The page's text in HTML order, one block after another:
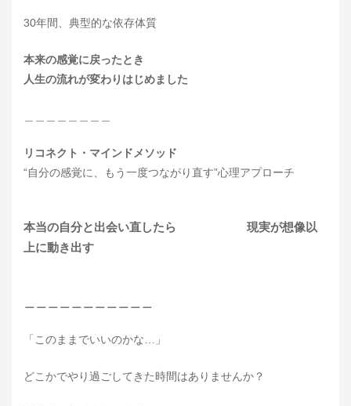
30年間、典型的な依存体質
本来の感覚に戻ったとき
人生の流れが変わりはじめました
リコネクト・マインドメソッド
“自分の感覚に、もう一度つながり直す”心理アプローチ
本当の自分と出会い直したら 現実が想像以
上に動き出す
「このままでいいのかな…」
どこかでやり過ごしてきた時間はありませんか？